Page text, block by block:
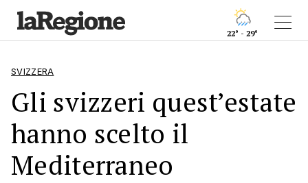
22° - 29°
SVIZZERA
Gli svizzeri quest’estate
hanno scelto il
Mediterraneo